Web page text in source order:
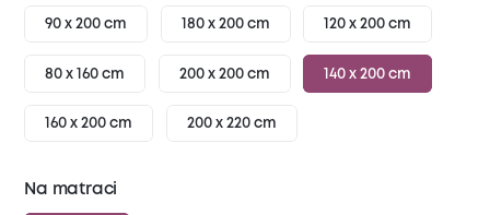
90 x 200 cm 180 x 200 cm 120 x 200 cm
80 x 160 cm 200 x 200 cm 140 x 200 cm
160 x 200 cm 200 x 220 cm
Na matraci